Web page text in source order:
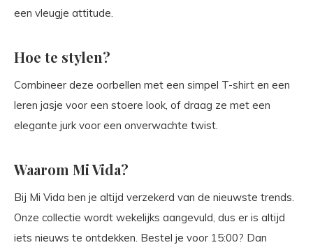
een vleugje attitude.
Hoe te stylen?
Combineer deze oorbellen met een simpel T-shirt en een
leren jasje voor een stoere look, of draag ze met een
elegante jurk voor een onverwachte twist.
Waarom Mi Vida?
Bij Mi Vida ben je altijd verzekerd van de nieuwste trends.
Onze collectie wordt wekelijks aangevuld, dus er is altijd
iets nieuws te ontdekken. Bestel je voor 15:00? Dan